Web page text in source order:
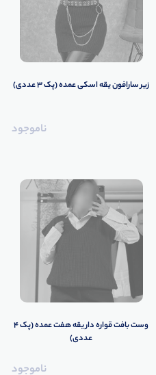
زیر سارافون یقه اسکی عمده (پک 3 عددی)
ناموجود
وست بافت قواره دار یقه هفت عمده (پک 4
عددی)
ناموجود